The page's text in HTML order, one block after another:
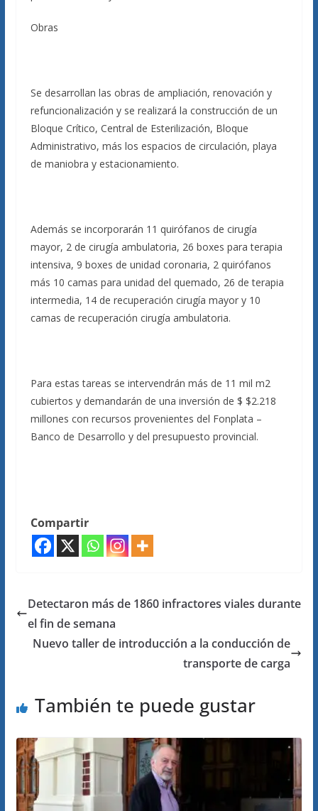
Obras
Se desarrollan las obras de ampliación, renovación y
refuncionalización y se realizará la construcción de un
Bloque Crítico, Central de Esterilización, Bloque
Administrativo, más los espacios de circulación, playa
de maniobra y estacionamiento.
Además se incorporarán 11 quirófanos de cirugía
mayor, 2 de cirugía ambulatoria, 26 boxes para terapia
intensiva, 9 boxes de unidad coronaria, 2 quirófanos
más 10 camas para unidad del quemado, 26 de terapia
intermedia, 14 de recuperación cirugía mayor y 10
camas de recuperación cirugía ambulatoria.
Para estas tareas se intervendrán más de 11 mil m2
cubiertos y demandarán de una inversión de $ $2.218
millones con recursos provenientes del Fonplata –
Banco de Desarrollo y del presupuesto provincial.
Compartir
Detectaron más de 1860 infractores viales durante
el fin de semana
Nuevo taller de introducción a la conducción de
transporte de carga
También te puede gustar